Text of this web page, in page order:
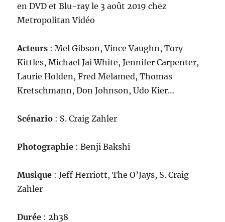
en DVD et Blu-ray le 3 août 2019 chez
Metropolitan Vidéo
Acteurs : Mel Gibson, Vince Vaughn, Tory
Kittles, Michael Jai White, Jennifer Carpenter,
Laurie Holden, Fred Melamed, Thomas
Kretschmann, Don Johnson, Udo Kier…
Scénario : S. Craig Zahler
Photographie : Benji Bakshi
Musique : Jeff Herriott, The O’Jays, S. Craig
Zahler
Durée : 2h38